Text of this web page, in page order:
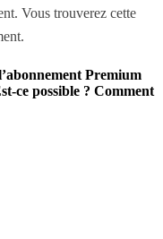
Vous trouverez cette
Premium
ce possible ? Comment